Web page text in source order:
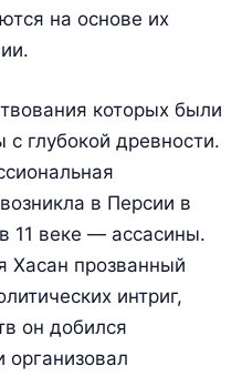
на основе их
которых были
глубокой древности.
в Персии в
11 веке — ассасины.
Хасан прозванный
интриг,
он добился
организовал